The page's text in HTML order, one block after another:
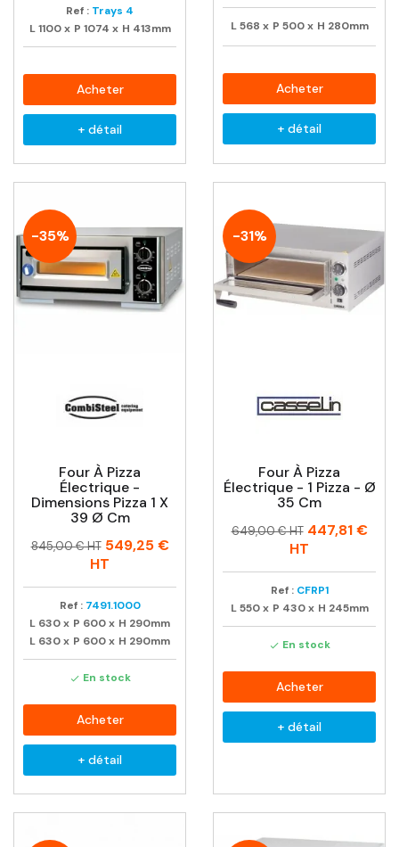
Ref : Trays 4
L 1100 x P 1074 x H 413mm
Acheter
+ détail
L 568 x P 500 x H 280mm
Acheter
+ détail
-35%
Four À Pizza
Électrique -
Dimensions Pizza 1 X
39 Ø Cm
Prix
Prix
845,00 € HT 549,25 €
HT
Ref : 7491.1000
L 630x P 600x H 290mm
L 630x P 600x H 290mm
 En stock
Acheter
+ détail
-31%
Four À Pizza
Électrique - 1 Pizza - Ø
35 Cm
Prix
Prix
649,00 € HT 447,81 €
HT
Ref : CFRP1
L 550 x P 430 x H 245mm
 En stock
Acheter
+ détail